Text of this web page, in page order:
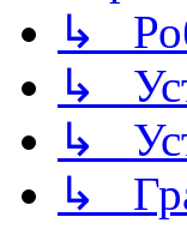
↳
↳
↳
↳